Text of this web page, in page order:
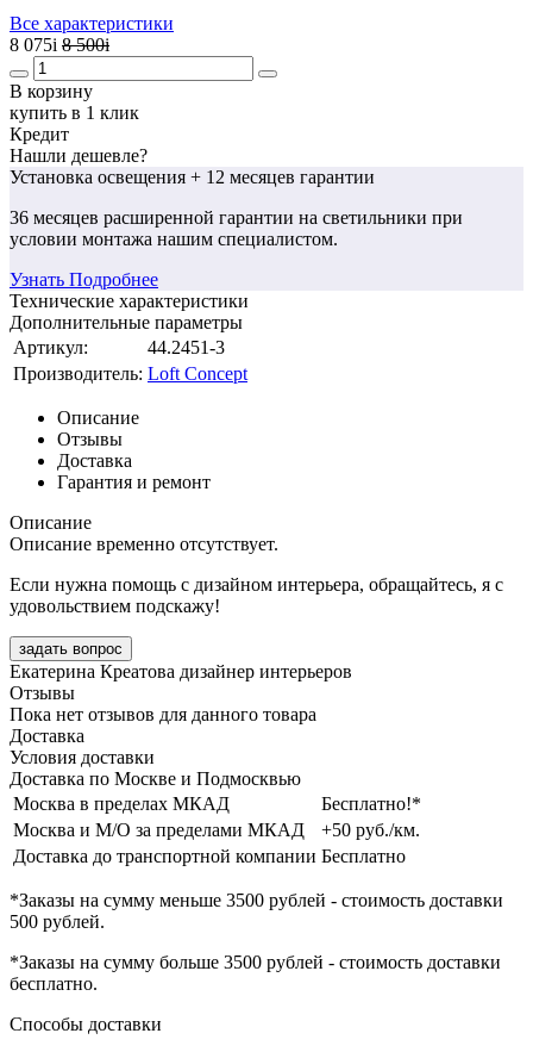
Все характеристики
8 075i 8 500i
В корзину
купить в 1 клик
Кредит
Нашли дешевле?
Установка освещения + 12 месяцев гарантии
36 месяцев расширенной гарантии на светильники при
условии монтажа нашим специалистом.
Узнать Подробнее
Технические характеристики
Дополнительные параметры
Артикул:
44.2451-3
Производитель: Loft Concept
Описание
Отзывы
Доставка
Гарантия и ремонт
Описание
Описание временно отсутствует.
Если нужна помощь с дизайном интерьера, обращайтесь, я с
удовольствием подскажу!
задать вопрос
Екатерина Креатова дизайнер интерьеров
Отзывы
Пока нет отзывов для данного товара
Доставка
Условия доставки
Доставка по Москве и Подмосквью
Москва в пределах МКАД
Бесплатно!*
Москва и М/О за пределами МКАД
+50 руб./км.
Доставка до транспортной компании Бесплатно
*Заказы на сумму меньше 3500 рублей - стоимость доставки
500 рублей.
*Заказы на сумму больше 3500 рублей - стоимость доставки
бесплатно.
Способы доставки